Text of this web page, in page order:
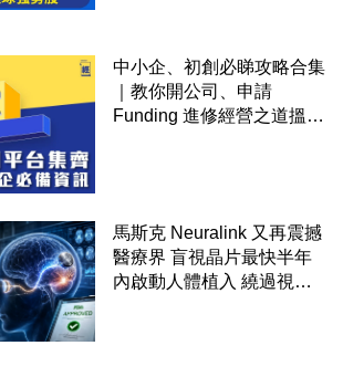
中小企、初創必睇攻略合集
｜教你開公司、申請
Funding 進修經營之道搵大
馬斯克 Neuralink 又再震撼
醫療界 盲視晶片最快半年
內啟動人體植入 繞過視神